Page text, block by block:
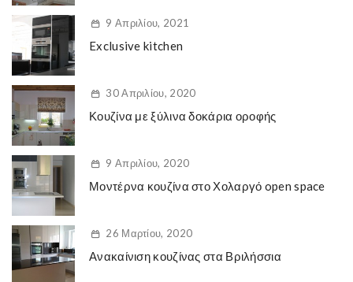
9 Απριλίου, 2021
Exclusive kitchen
30 Απριλίου, 2020
Κουζίνα με ξύλινα δοκάρια οροφής
9 Απριλίου, 2020
Μοντέρνα κουζίνα στο Χολαργό open space
26 Μαρτίου, 2020
Ανακαίνιση κουζίνας στα Βριλήσσια